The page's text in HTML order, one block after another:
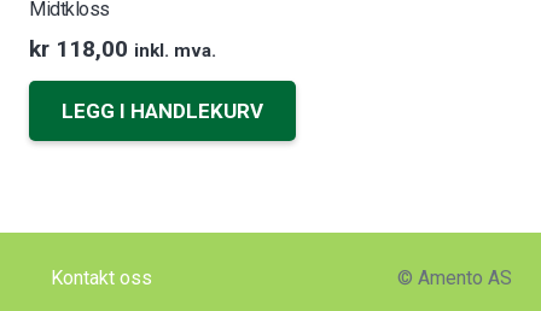
Midtkloss
kr 118,00 inkl. mva.
LEGG I HANDLEKURV
Kontakt oss © Amento AS